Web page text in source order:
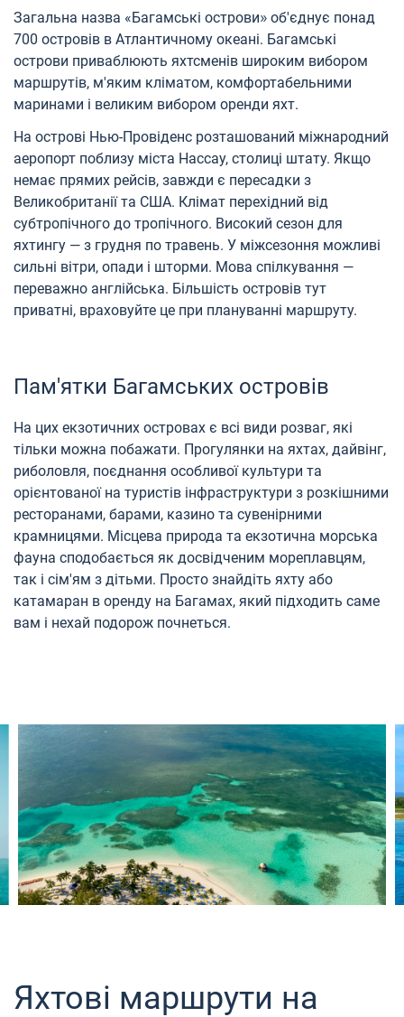
Загальна назва «Багамські острови» об'єднує понад
700 островів в Атлантичному океані. Багамські
острови приваблюють яхтсменів широким вибором
маршрутів, м'яким кліматом, комфортабельними
маринами і великим вибором оренди яхт.
На острові Нью-Провіденс розташований міжнародний
аеропорт поблизу міста Нассау, столиці штату. Якщо
немає прямих рейсів, завжди є пересадки з
Великобританії та США. Клімат перехідний від
субтропічного до тропічного. Високий сезон для
яхтингу — з грудня по травень. У міжсезоння можливі
сильні вітри, опади і шторми. Мова спілкування —
переважно англійська. Більшість островів тут
приватні, враховуйте це при плануванні маршруту.
Пам'ятки Багамських островів
На цих екзотичних островах є всі види розваг, які
тільки можна побажати. Прогулянки на яхтах, дайвінг,
риболовля, поєднання особливої культури та
орієнтованої на туристів інфраструктури з розкішними
ресторанами, барами, казино та сувенірними
крамницями. Місцева природа та екзотична морська
фауна сподобається як досвідченим мореплавцям,
так і сім'ям з дітьми. Просто знайдіть яхту або
катамаран в оренду на Багамах, який підходить саме
вам і нехай подорож почнеться.
Яхтові маршрути на